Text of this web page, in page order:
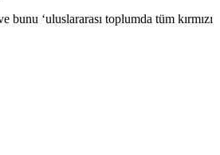
‘uluslararası toplumda tüm kırmızı